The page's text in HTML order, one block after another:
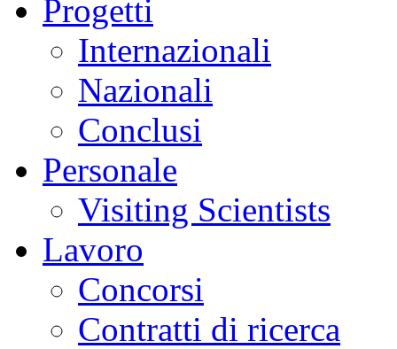
Progetti
Internazionali
Nazionali
Conclusi
Personale
Visiting Scientists
Lavoro
Concorsi
Contratti di ricerca